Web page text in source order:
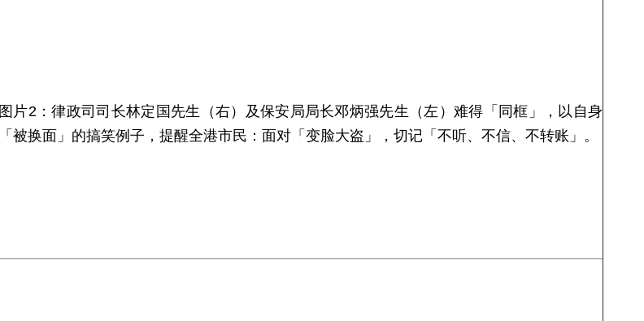
图片2：律政司司长林定国先生（右）及保安局局长邓炳强先生（左）难得「同框」，以自身
「被换面」的搞笑例子，提醒全港市民：面对「变脸大盗」，切记「不听、不信、不转账」。